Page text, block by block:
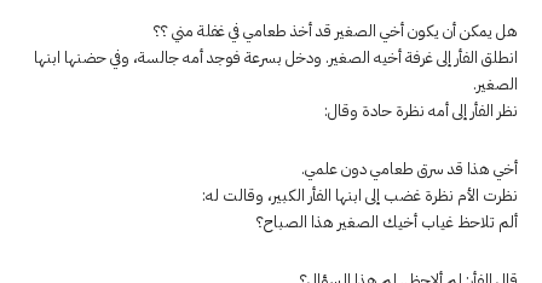
هل يمكن أن يكون أخي الصغير قد أخذ طعامي في غفلة مني ؟؟
انطلق الفأر إلى غرفة أخيه الصغير. ودخل بسرعة فوجد أمه جالسة، وفي حضنها ابنها
الصغير.
نظر الفأر إلى أمه نظرة حادة وقال:
أخي هذا قد سرق طعامي دون علمي.
نظرت الأم نظرة غضب إلى ابنها الفأر الكبير، وقالت له:
ألم تلاحظ غياب أخيك الصغير هذا الصباح؟